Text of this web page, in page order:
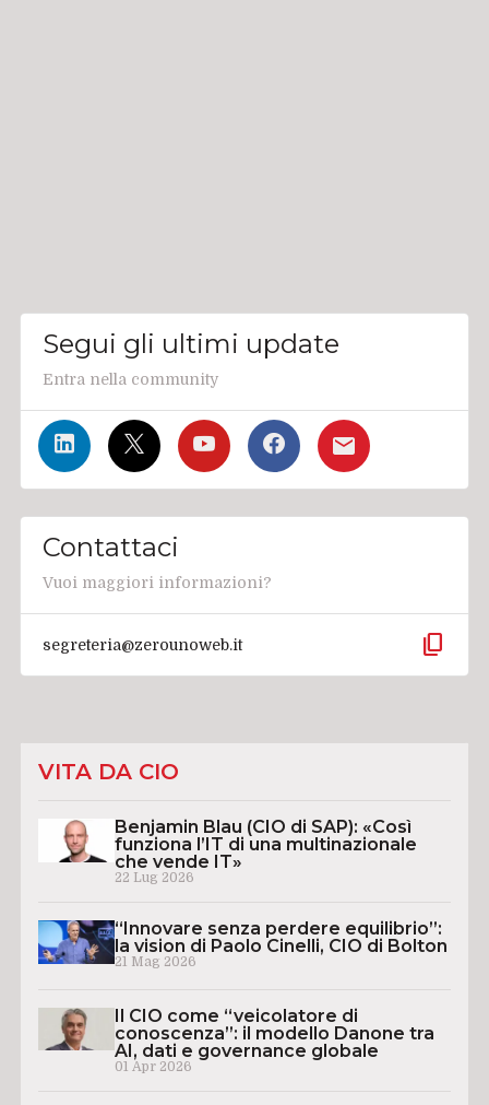
Segui gli ultimi update
Entra nella community
Contattaci
Vuoi maggiori informazioni?
segreteria@zerounoweb.it content_copy
VITA DA CIO
Benjamin Blau (CIO di SAP): «Così
funziona l’IT di una multinazionale
che vende IT»
22 Lug 2026
“Innovare senza perdere equilibrio”:
la vision di Paolo Cinelli, CIO di Bolton
21 Mag 2026
Il CIO come “veicolatore di
conoscenza”: il modello Danone tra
AI, dati e governance globale
01 Apr 2026